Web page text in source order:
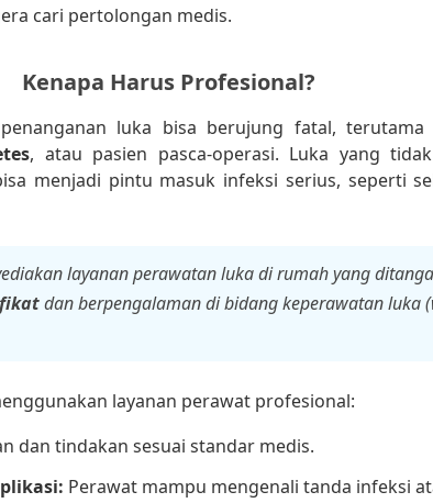
cari pertolongan medis.
Kenapa Harus Profesional?
luka bisa berujung fatal, terutama
, atau pasien pasca-operasi. Luka yang
menjadi pintu masuk infeksi serius, seperti
layanan perawatan luka di rumah yang
dan berpengalaman di bidang keperawatan luka
layanan perawat profesional:
dan tindakan sesuai standar medis.
Perawat mampu mengenali tanda infeksi